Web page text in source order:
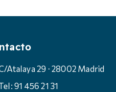
Atalaya 29 · 28002 Madrid
91 456 21 31